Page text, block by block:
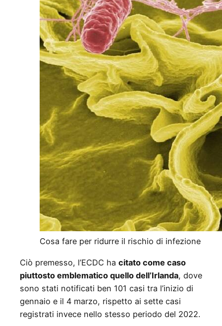
Cosa fare per ridurre il rischio di infezione
Ciò premesso, l’ECDC ha citato come caso
piuttosto emblematico quello dell’Irlanda, dove
sono stati notificati ben 101 casi tra l’inizio di
gennaio e il 4 marzo, rispetto ai sette casi
registrati invece nello stesso periodo del 2022.